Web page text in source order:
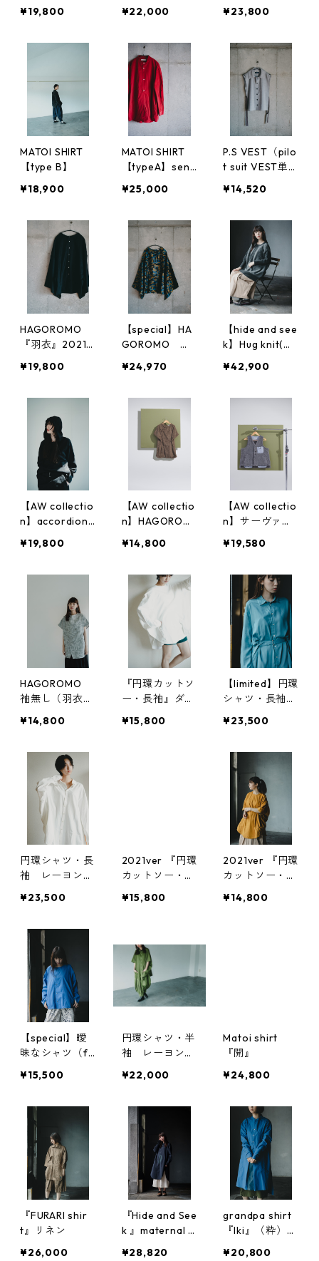
pe 袖なし
¥19,800
pe 袖付き
¥22,000
¥23,800
MATOI SHIRT
【type B】
¥18,900
MATOI SHIRT
【typeA】sen
¥25,000
P.S VEST（pilo
t suit VEST単
¥14,520
HAGOROMO
『羽衣』2021v
¥19,800
【special】HA
GOROMO 袖
ジャカード
¥24,970
【hide and see
k】Hug knit(ハ
¥42,900
【AW collectio
n】accordion
ku』（雫）
¥19,800
【AW collectio
n】HAGOROM
衣）
¥14,800
【AW collectio
n】サーヴァン
¥19,580
HAGOROMO
袖無し（羽衣）
¥14,800
『円環カットソ
ー・長袖』ダン
用
¥15,800
【limited】円環
シャツ・長袖
nishing（イー
¥23,500
円環シャツ・長
袖 レーヨン×
¥23,500
2021ver 『円環
カットソー・長
¥15,800
2021ver 『円環
カットソー・半
¥14,800
【special】曖
昧なシャツ（fu
t）コットンウ
¥15,500
円環シャツ・半
袖 レーヨン×
用
¥22,000
Matoi shirt
『開』
¥24,800
『FURARI shir
t』リネン
¥26,000
『Hide and See
k 』maternal s
¥28,820
grandpa shirt
『Iki』（粋）2
¥20,800